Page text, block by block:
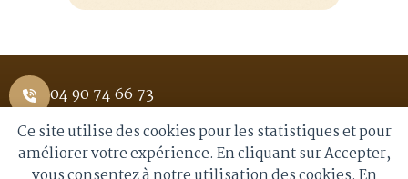
04 90 74 66 73
1 Place Saint Pierre 84400 APT
Ce site utilise des cookies pour les statistiques et pour
améliorer votre expérience. En cliquant sur Accepter,